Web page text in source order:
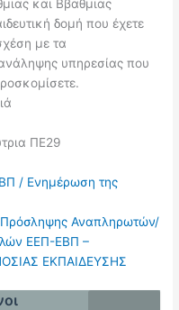
και Ββαθμιας
δομή που έχετε
με τα
υπηρεσίας που
ΠΕ29
/ Ενημέρωση της
Πρόσληψης Αναπληρωτών/
ΕΕΠ-ΕΒΠ –
ΕΚΠΑΙΔΕΥΣΗΣ